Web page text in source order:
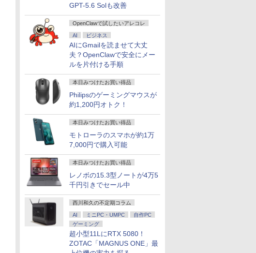
GPT-5.6 Solも改善
OpenClawで試したいアレコレ
AI ビジネス
AIにGmailを読ませて大丈
夫？OpenClawで安全にメー
ルを片付ける手順
本日みつけたお買い得品
Philipsのゲーミングマウスが
約1,200円オトク！
本日みつけたお買い得品
モトローラのスマホが約1万
7,000円で購入可能
本日みつけたお買い得品
レノボの15.3型ノートが4万5
千円引きでセール中
西川和久の不定期コラム
AI ミニPC・UMPC
自作PC
ゲーミング
超小型11LにRTX 5080！
ZOTAC「MAGNUS ONE」最